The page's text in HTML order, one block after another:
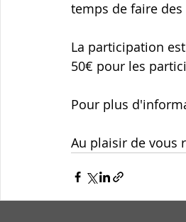
temps de faire
La participation
50€ pour les
Pour plus
Au plaisir de vous